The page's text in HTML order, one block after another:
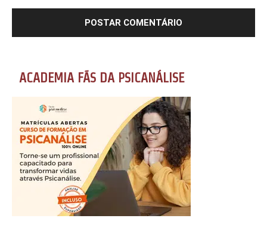
ACADEMIA FÃS DA PSICANÁLISE